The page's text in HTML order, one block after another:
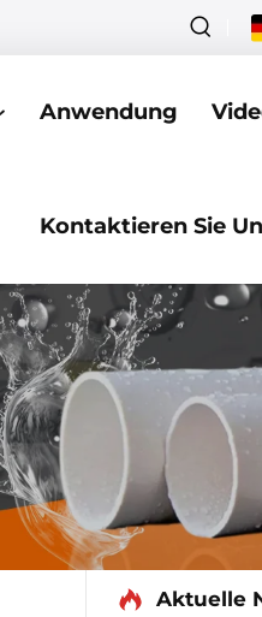
Anwendung
Kontaktieren Sie
Aktuelle